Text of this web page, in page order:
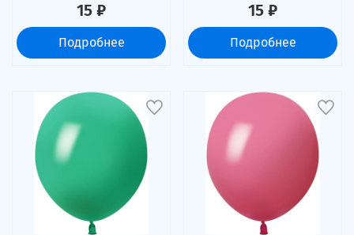
15 ₽
Подробнее
15 ₽
Подробнее